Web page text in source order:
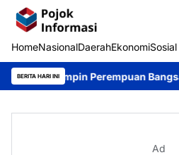
HomeNasionalDaerahEkonomi
BERITA HARI INIBangsa Kalteng Periode
Ad